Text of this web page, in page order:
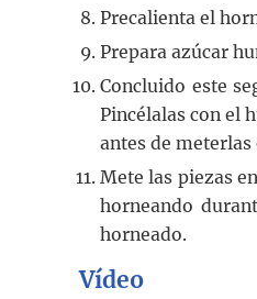
Precalienta el
Prepara azúcar
Concluido este
Pincélalas con el
antes de meterlas
Mete las piezas
horneando
horneado.
Vídeo